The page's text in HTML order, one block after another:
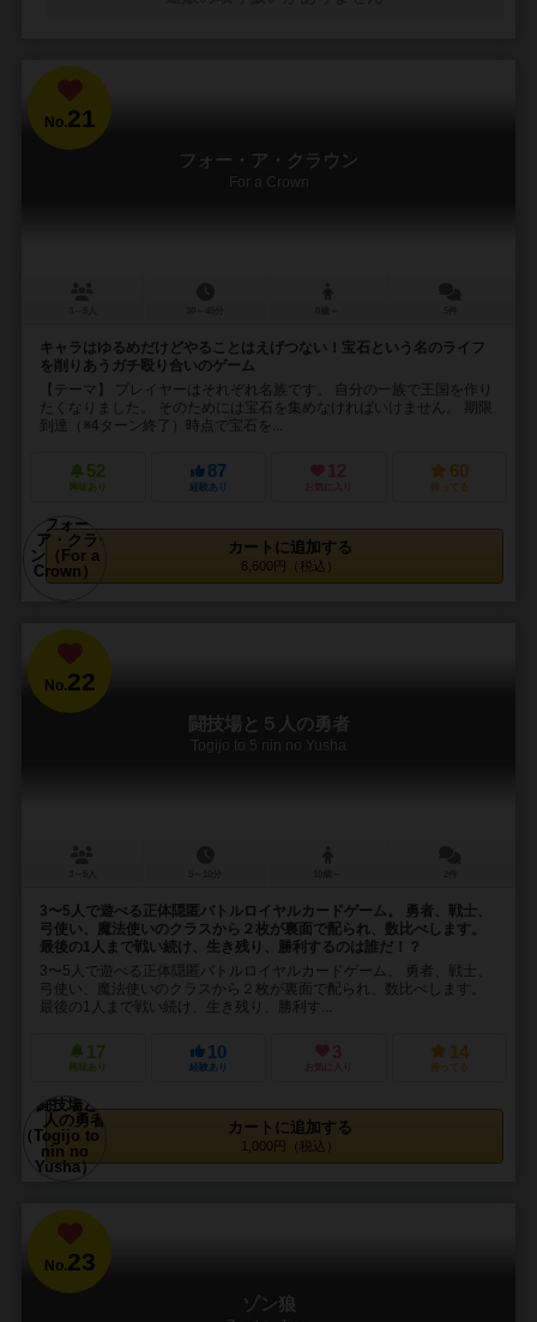
No.21
フォー・ア・クラウン
For a Crown
キャラはゆるめだけどやることはえげつない！宝石という名のライフ
を削りあうガチ殴り合いのゲーム
【テーマ】 プレイヤーはそれぞれ名族です。 自分の一族で王国を作り
たくなりました。 そのためには宝石を集めなければいけません。 期限
到達（※4ターン終了）時点で宝石を...
52
興味あり
87
経験あり
12
お気に入り
60
持ってる
カートに追加する
6,600円（税込）
No.22
闘技場と５人の勇者
Togijo to 5 nin no Yusha
3〜5人で遊べる正体隠匿バトルロイヤルカードゲーム。 勇者、戦士、
弓使い、魔法使いのクラスから２枚が裏面で配られ、数比べします。
最後の1人まで戦い続け、生き残り、勝利するのは誰だ！？
3〜5人で遊べる正体隠匿バトルロイヤルカードゲーム。 勇者、戦士、
弓使い、魔法使いのクラスから２枚が裏面で配られ、数比べします。
最後の1人まで戦い続け、生き残り、勝利す...
17
興味あり
10
経験あり
3
お気に入り
14
持ってる
カートに追加する
1,000円（税込）
No.23
ゾン狼